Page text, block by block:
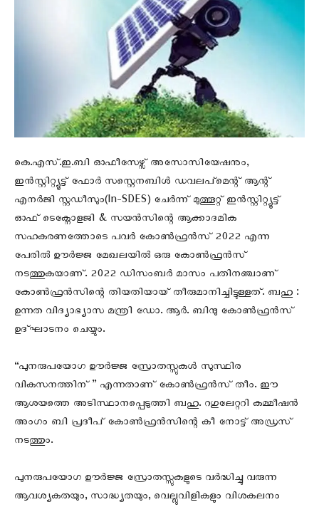
കെ.എസ്.ഇ.ബി ഓഫീസേഴ്സ് അസോസിയേഷനും,
ഇൻസ്റ്റിറ്റ്യൂട്ട് ഫോർ സസ്റ്റെനബിൾ ഡവലപ്മെന്റ് ആന്റ്
എനർജി സ്റ്റഡീസും(In-SDES) ചേർന്ന് മുത്തൂറ്റ് ഇൻസ്റ്റിറ്റ്യൂട്ട്
ഓഫ് ടെക്നോളജി & സയൻസിന്റെ ആക്കാദമിക
സഹകരണത്തോടെ പവർ കോൺഫ്രൻസ് 2022 എന്ന
പേരിൽ ഊർജ്ജ മേഖലയിൽ ഒരു കോൺഫ്രൻസ്
നടത്തുകയാണ്. 2022 ഡിസംബർ മാസം പതിനഞ്ചാണ്
കോൺഫ്രൻസിന്റെ തിയതിയായ് തീരുമാനിച്ചിട്ടുള്ളത്. ബഹു :
ഉന്നത വിദ്യാഭ്യാസ മന്ത്രി ഡോ. ആർ. ബിന്ദു കോൺഫ്രൻസ്
ഉദ്ഘാടനം ചെയ്യും.
“പുനരുപയോഗ ഊർജ്ജ സ്രോതസ്സുകൾ സുസ്ഥിര
വികസനത്തിന് ” എന്നതാണ് കോൺഫ്രൻസ് തീം. ഈ
ആശയത്തെ അടിസ്ഥാനപ്പെടുത്തി ബഹു. റഗുലേറ്ററി കമ്മീഷൻ
അംഗം ബി പ്രദീപ് കോൺഫ്രൻസിന്റെ കീ നോട്ട് അഡ്രസ്
നടത്തും.
പുനരുപയോഗ ഊർജ്ജ സ്രോതസ്സുകളുടെ വർദ്ധിച്ചു വരുന്ന
ആവശ്യകതയും, സാദ്ധ്യതയും, വെല്ലുവിളികളും വിശകലനം